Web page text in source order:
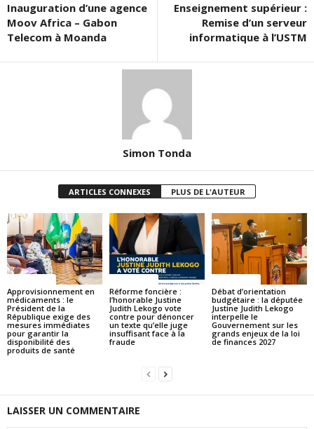
Inauguration d’une agence
Moov Africa – Gabon
Telecom à Moanda
Enseignement supérieur :
Remise d’un serveur
informatique à l’USTM
Simon Tonda
ARTICLES CONNEXES PLUS DE L'AUTEUR
Approvisionnement en
médicaments : le
Président de la
République exige des
mesures immédiates
pour garantir la
disponibilité des
produits de santé
Réforme foncière :
l’honorable Justine
Judith Lekogo vote
contre pour dénoncer
un texte qu’elle juge
insuffisant face à la
fraude
Débat d’orientation
budgétaire : la députée
Justine Judith Lekogo
interpelle le
Gouvernement sur les
grands enjeux de la loi
de finances 2027
LAISSER UN COMMENTAIRE